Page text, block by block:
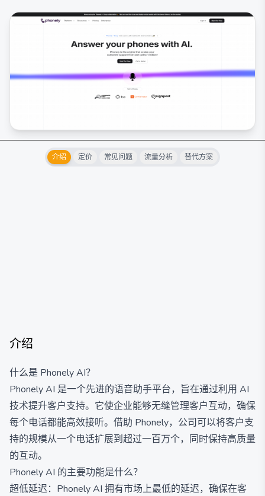
介绍 定价 常见问题 流量分析 替代方案
介绍
什么是 Phonely AI？
Phonely AI 是一个先进的语音助手平台，旨在通过利用 AI
技术提升客户支持。它使企业能够无缝管理客户互动，确保
每个电话都能高效接听。借助 Phonely，公司可以将客户支
持的规模从一个电话扩展到超过一百万个，同时保持高质量
的互动。
Phonely AI 的主要功能是什么？
超低延迟：Phonely AI 拥有市场上最低的延迟，确保在客